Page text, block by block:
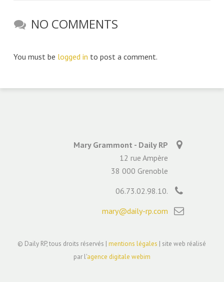
NO COMMENTS
You must be logged in to post a comment.
Mary Grammont - Daily RP
12 rue Ampère
38 000 Grenoble
06.73.02.98.10.
mary@daily-rp.com
© Daily RP, tous droits réservés |mentions légales | site web réalisé
par l'agence digitale webim